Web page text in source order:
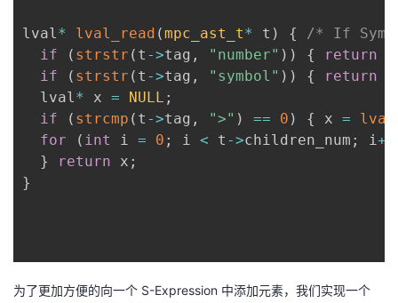
lval* lval_read (mpc_ast_t* t ) {
/* If
if
( strstr ( t ->tag , "number" ) ) { return
if
( strstr ( t ->tag , "symbol" ) ) { return
  lval
* x = NULL ;
if
( strcmp ( t ->tag , ">" ) == 0 ) { x =
for
( int i = 0 ; i < t ->children_num ; i++
}
return x ;
}
为了更加方便的向一个 S-Expression 中添加元素，我们实现一个